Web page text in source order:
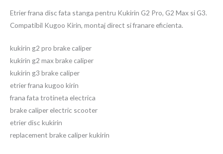
Etrier frana disc fata stanga pentru Kukirin G2 Pro, G2 Max si G3.
Compatibil Kugoo Kirin, montaj direct si franare eficienta.
kukirin g2 pro brake caliper
kukirin g2 max brake caliper
kukirin g3 brake caliper
etrier frana kugoo kirin
frana fata trotineta electrica
brake caliper electric scooter
etrier disc kukirin
replacement brake caliper kukirin